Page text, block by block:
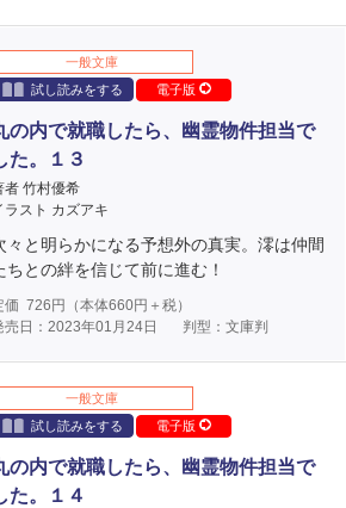
一般文庫
試し読みをする
電子版
の内で就職したら、幽霊物件担当で
た。１３
者 竹村優希
ラスト カズアキ
々と明らかになる予想外の真実。澪は仲間
ちとの絆を信じて前に進む！
価 726 円（本体660円＋税）
売日：2023年01月24日
判型：文庫判
一般文庫
試し読みをする
電子版
の内で就職したら、幽霊物件担当で
た。１４